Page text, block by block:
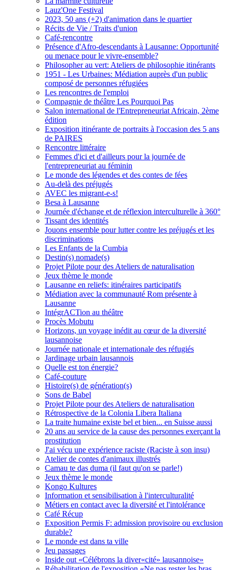
Lauz'One Festival
2023, 50 ans (+2) d'animation dans le quartier
Récits de Vie / Traits d'union
Café-rencontre
Présence d'Afro-descendants à Lausanne: Opportunité
ou menace pour le vivre-ensemble?
Philosopher au vert: Ateliers de philosophie itinérants
1951 - Les Urbaines: Médiation auprès d'un public
composé de personnes réfugiées
Les rencontres de l'emploi
Compagnie de théâtre Les Pourquoi Pas
Salon international de l'Entrepreneuriat Africain, 2ème
édition
Exposition itinérante de portraits à l'occasion des 5 ans
de PAIRES
Rencontre littéraire
Femmes d'ici et d'ailleurs pour la journée de
l'entrepreneuriat au féminin
Le monde des légendes et des contes de fées
Au-delà des préjugés
AVEC les migrant-e-s!
Besa à Lausanne
Journée d'échange et de réflexion interculturelle à 360°
Tissant des identités
Jouons ensemble pour lutter contre les préjugés et les
discriminations
Les Enfants de la Cumbia
Destin(s) nomade(s)
Projet Pilote pour des Ateliers de naturalisation
Jeux thème le monde
Lausanne en reliefs: itinéraires participatifs
Médiation avec la communauté Rom présente à
Lausanne
IntégrACTion au théâtre
Procès Mobutu
Horizons, un voyage inédit au cœur de la diversité
lausannoise
Journée nationale et internationale des réfugiés
Jardinage urbain lausannois
Quelle est ton énergie?
Café-couture
Histoire(s) de génération(s)
Sons de Babel
Projet Pilote pour des Ateliers de naturalisation
Rétrospective de la Colonia Libera Italiana
La traite humaine existe bel et bien... en Suisse aussi
20 ans au service de la cause des personnes exerçant la
prostitution
J'ai vécu une expérience raciste (Raciste à son insu)
Atelier de contes d'animaux illustrés
Camau te das duma (il faut qu'on se parle!)
Jeux thème le monde
Kongo Kultures
Information et sensibilisation à l'interculturalité
Métiers en contact avec la diversité et l'intolérance
Café Récup
Exposition Permis F: admission provisoire ou exclusion
durable?
Le monde est dans ta ville
Jeu passages
Inside out «Célébrons la diver«cité» lausannoise»